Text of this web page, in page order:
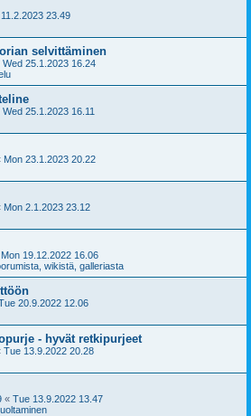
23.49
selvittäminen
Wed 25.1.2023 16.24
Wed 25.1.2023 16.11
Mon 23.1.2023 20.22
Mon 2.1.2023 23.12
Mon 19.12.2022 16.06
wikistä, galleriasta
20.9.2022 12.06
- hyvät retkipurjeet
Tue 13.9.2022 20.28
« Tue 13.9.2022 13.47